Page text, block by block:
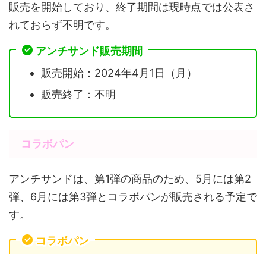
販売を開始しており、終了期間は現時点では公表さ
れておらず不明です。
アンチサンド販売期間
販売開始：2024年4月1日（月）
販売終了：不明
コラボパン
アンチサンドは、第1弾の商品のため、5月には第2
弾、6月には第3弾とコラボパンが販売される予定で
す。
コラボパン